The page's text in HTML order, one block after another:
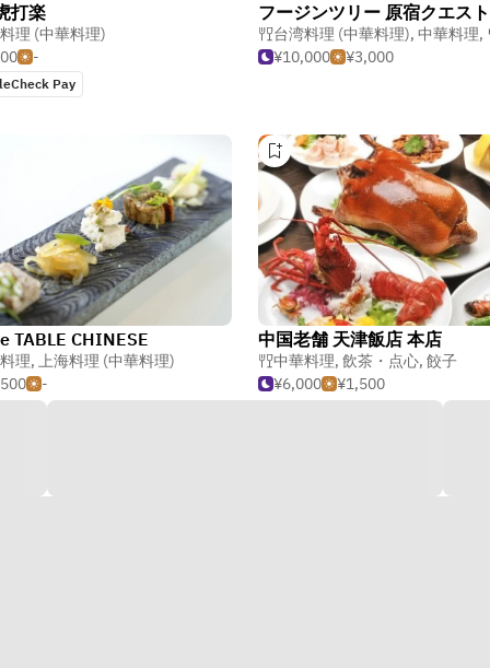
打楽
理 (中華料理)
-
Pay
フージンツリー 原宿クエス
台湾料理 (中華料理), 中華料理,
¥10,000
¥3,000
TABLE CHINESE
理, 上海料理 (中華料理)
-
中国老舗 天津飯店 本店
中華料理, 飲茶・点心, 餃子
¥6,000
¥1,500